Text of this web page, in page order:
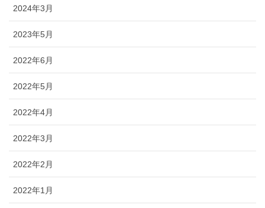
2024年3月
2023年5月
2022年6月
2022年5月
2022年4月
2022年3月
2022年2月
2022年1月